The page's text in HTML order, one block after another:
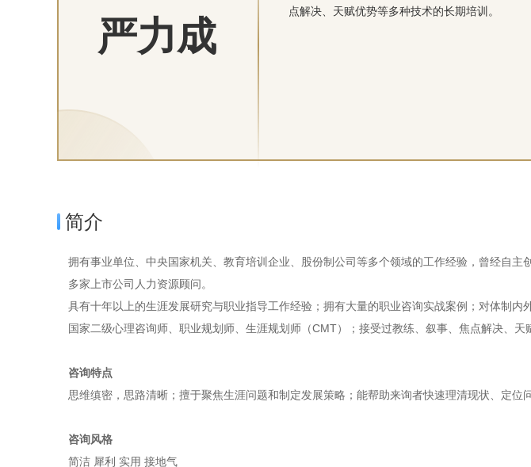
严力成
点解决、天赋优势等多种技术的长期培训。
简介
拥有事业单位、中央国家机关、教育培训企业、股份制公司等多个领域的工作经验，曾经自
多家上市公司人力资源顾问。
具有十年以上的生涯发展研究与职业指导工作经验；拥有大量的职业咨询实战案例；对体制内
国家二级心理咨询师、职业规划师、生涯规划师（CMT）；接受过教练、叙事、焦点解决、天
咨询特点
思维缜密，思路清晰；擅于聚焦生涯问题和制定发展策略；能帮助来询者快速理清现状、定位
咨询风格
简洁 犀利 实用 接地气